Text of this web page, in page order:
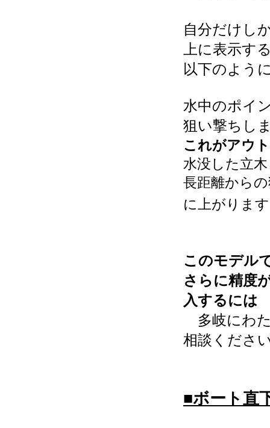
自分だけし
上に表示す
以下のよう
水中のポイ
狙い撃ちし
これがアウ
水没した立
長距離から
に上がります
このモデル
さらに精度
入するには
多岐にわ
相談くださ
■ボート直